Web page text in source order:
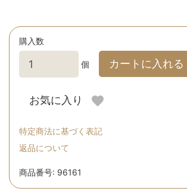
購入数
個 カートに入れる
お気に入り
特定商法に基づく表記
返品について
商品番号: 96161